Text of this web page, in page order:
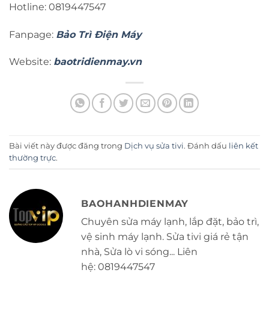
Hotline: 0819447547
Fanpage: Bảo Trì Điện Máy
Website: baotridienmay.vn
Bài viết này được đăng trong Dịch vụ sửa tivi. Đánh dấu liên kết
thường trực.
BAOHANHDIENMAY
Chuyên sửa máy lạnh, lắp đặt, bảo trì,
vệ sinh máy lạnh. Sửa tivi giá rẻ tận
nhà, Sửa lò vi sóng... Liên
hệ: 0819447547